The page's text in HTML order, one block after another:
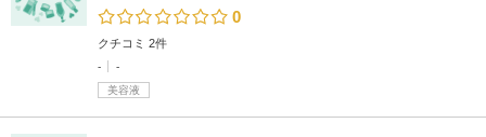
0
クチコミ 2件
-
-
美容液